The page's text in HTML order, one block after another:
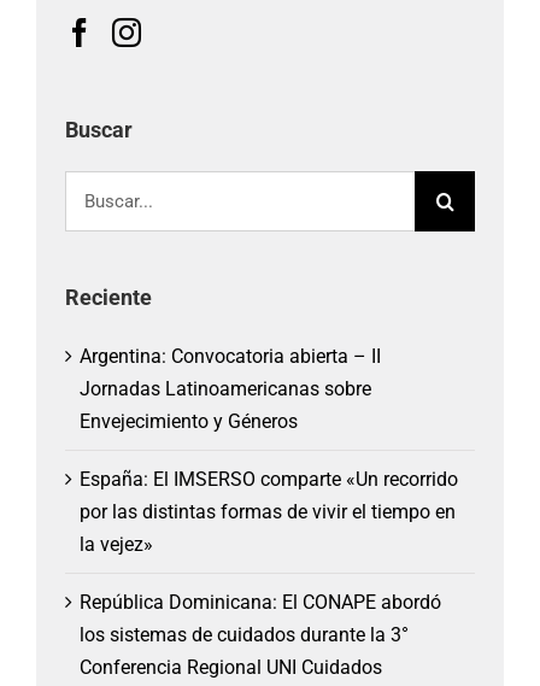
Buscar
Reciente
Argentina: Convocatoria abierta – II
Jornadas Latinoamericanas sobre
Envejecimiento y Géneros
España: El IMSERSO comparte «Un recorrido
por las distintas formas de vivir el tiempo en
la vejez»
República Dominicana: El CONAPE abordó
los sistemas de cuidados durante la 3°
Conferencia Regional UNI Cuidados